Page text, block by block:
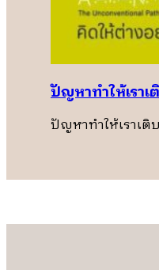
ปัญหาทำให้เราเ
ปัญหาทำให้เราเติ